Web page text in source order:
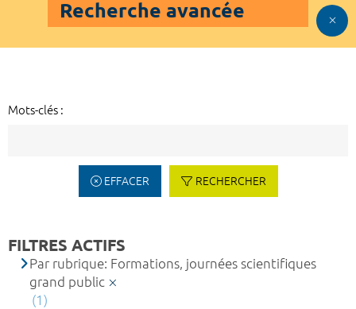
Recherche avancée
Mots-clés :
EFFACER RECHERCHER
FILTRES ACTIFS
Par rubrique: Formations, journées scientifiques
grand public
(1)